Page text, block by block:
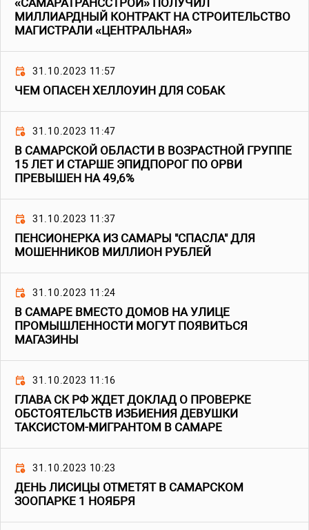
«САМАРАТРАНССТРОЙ» ПОЛУЧИЛ
МИЛЛИАРДНЫЙ КОНТРАКТ НА СТРОИТЕЛЬСТВО
МАГИСТРАЛИ «ЦЕНТРАЛЬНАЯ»
31.10.2023 11:57
ЧЕМ ОПАСЕН ХЕЛЛОУИН ДЛЯ СОБАК
31.10.2023 11:47
В САМАРСКОЙ ОБЛАСТИ В ВОЗРАСТНОЙ ГРУППЕ
15 ЛЕТ И СТАРШЕ ЭПИДПОРОГ ПО ОРВИ
ПРЕВЫШЕН НА 49,6%
31.10.2023 11:37
ПЕНСИОНЕРКА ИЗ САМАРЫ "СПАСЛА" ДЛЯ
МОШЕННИКОВ МИЛЛИОН РУБЛЕЙ
31.10.2023 11:24
В САМАРЕ ВМЕСТО ДОМОВ НА УЛИЦЕ
ПРОМЫШЛЕННОСТИ МОГУТ ПОЯВИТЬСЯ
МАГАЗИНЫ
31.10.2023 11:16
ГЛАВА СК РФ ЖДЕТ ДОКЛАД О ПРОВЕРКЕ
ОБСТОЯТЕЛЬСТВ ИЗБИЕНИЯ ДЕВУШКИ
ТАКСИСТОМ-МИГРАНТОМ В САМАРЕ
31.10.2023 10:23
ДЕНЬ ЛИСИЦЫ ОТМЕТЯТ В САМАРСКОМ
ЗООПАРКЕ 1 НОЯБРЯ